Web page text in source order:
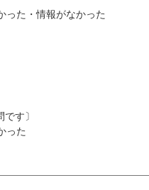
った・情報がなかった
す〕
った